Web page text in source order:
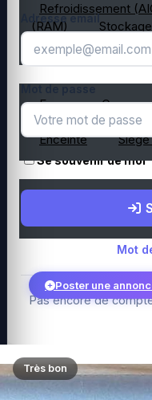
Refroidissement
(RAM)
composant PC gamer
Ecran Casque
Microphone
Enceinte
Top PC gamer :
Poster une
Connexion
Adresse email
Se souvenir de moi
Mot
Pas encore de
Très bon